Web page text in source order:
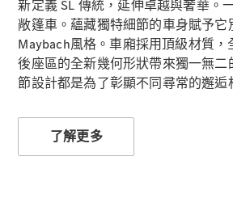
Mercedes-
AMG GT 4
Door
Coupé
全新型號
純電動
開篷跑車 / 跑車
新定義 SL 傳統，延伸卓越與奢華。
敞篷車。蘊藏獨特細節的車身賦予它
Maybach風格。車廂採用頂級材質，
後座區的全新幾何形狀帶來獨一無二
節設計都是為了彰顯不同尋常的邂逅
了解更多